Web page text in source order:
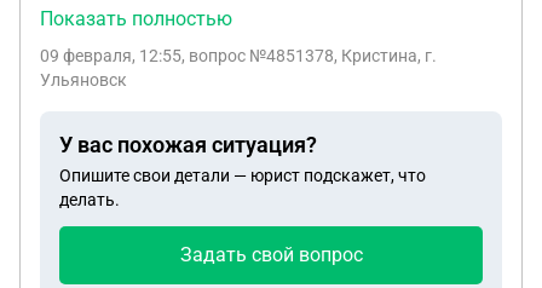
только кредит, который был застрахован, мы
хотели бы вступать в права наследства, нам
наследство, я дочь не стала ни вступать ни
писать отказ от наследства, сейчас прошло
полгода и нотариус сообщает, что я должна
прийти к ней и написать какое то заявление. Но
отказаться уже нельзя. Вопрос в том верны ли
Показать полностью
09 февраля, 12:55, вопрос №4851378, Кристина, г.
Ульяновск
У вас похожая ситуация?
Опишите свои детали — юрист подскажет, что
делать.
Задать свой вопрос